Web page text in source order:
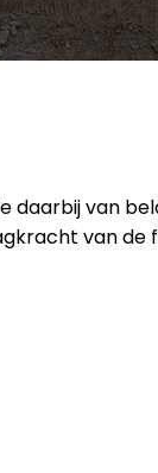
van
van